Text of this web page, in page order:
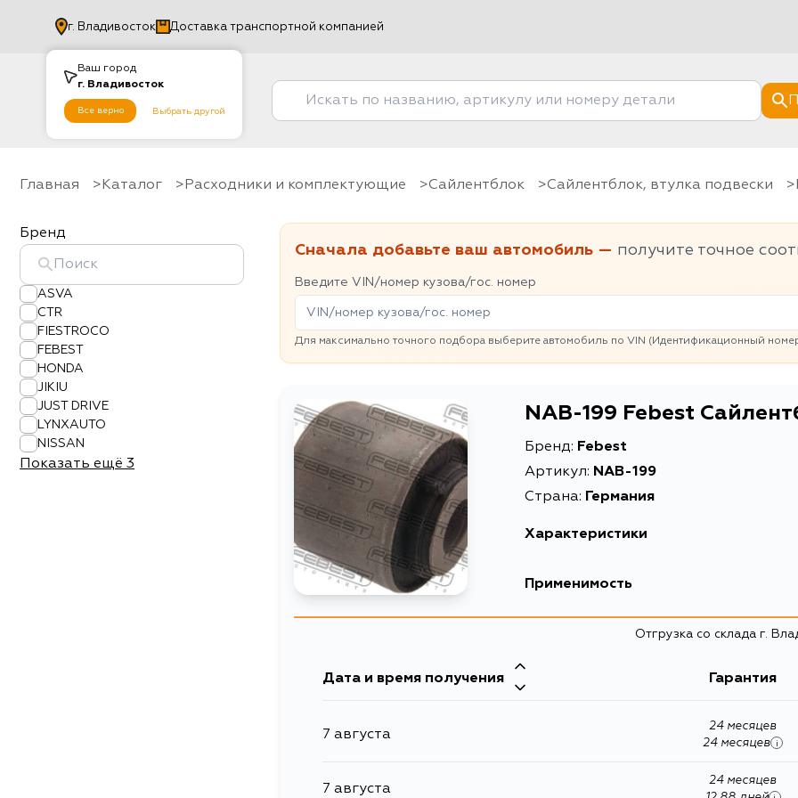
Ваш город
г. Владивосток
Все верно Выбрать другой
г. Владивосток Доставка транспортной компанией
Главная Каталог Расходники и комплектующие Сайлентблок Сайлентблок, втулка подвески
Бренд
ASVA
CTR
FIESTROCO
FEBEST
HONDA
JIKIU
JUST DRIVE
LYNXAUTO
NISSAN
Показать ещё 3
Сначала добавьте ваш автомобиль — получите точное
Введите VIN/номер кузова/гос. номер
Для максимально точного подбора выберите автомобиль по VIN (Идентификационный
NAB-199 Febest
Бренд: Febest
Артикул: NAB-199
Страна: Германия
Характеристики
EAN-13
Применимость
Отгрузка со склада г.
Дата и время получения Гарантия
7 августа
24 месяцев
24 месяцев
i
7 августа
24 месяцев